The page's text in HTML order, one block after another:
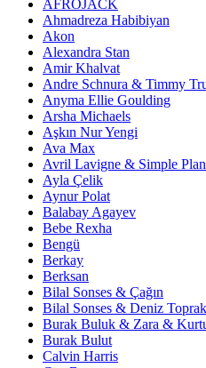
AFROJACK
Ahmadreza Habibiyan
Akon
Alexandra Stan
Amir Khalvat
Andre Schnura & Timmy
Anyma Ellie Goulding
Arsha Michaels
Aşkın Nur Yengi
Ava Max
Avril Lavigne & Simple Plan
Ayla Çelik
Aynur Polat
Balabay Agayev
Bebe Rexha
Bengü
Berkay
Berksan
Bilal Sonses & Çağın
Bilal Sonses & Deniz Toprak
Burak Buluk & Zara &
Burak Bulut
Calvin Harris